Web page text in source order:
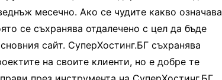
месечно. Ако се чудите какво означава
се съхранява отдалечено с цел да бъде
сайт. СуперХостинг.БГ съхранява
на своите клиенти, но е добре те